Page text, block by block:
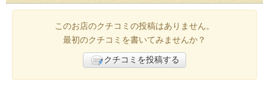
このお店のクチコミの投稿はありません。
最初のクチコミを書いてみませんか？
クチコミを投稿する